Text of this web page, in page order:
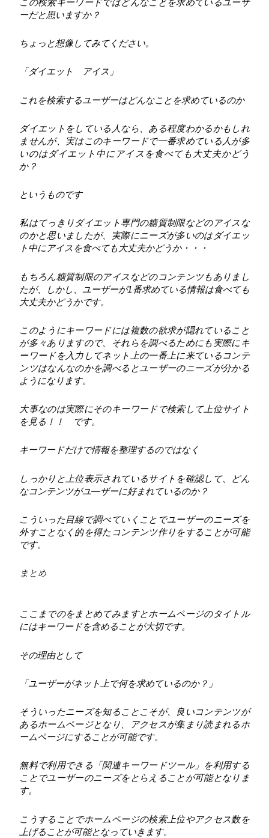
この検索キーワードではどんなことを求めているユーザ
ーだと思いますか？
ちょっと想像してみてください。
「ダイエット アイス」
これを検索するユーザーはどんなことを求めているのか
ダイエットをしている人なら、ある程度わかるかもしれ
ませんが、実はこのキーワードで一番求めている人が多
いのはダイエット中にアイスを食べても大丈夫かどう
か？
というものです
私はてっきりダイエット専門の糖質制限などのアイスな
のかと思いましたが、実際にニーズが多いのはダイエッ
ト中にアイスを食べても大丈夫かどうか・・・
もちろん糖質制限のアイスなどのコンテンツもありまし
たが、しかし、ユーザーが1番求めている情報は食べても
大丈夫かどうかです。
このようにキーワードには複数の欲求が隠れていること
が多々ありますので、それらを調べるためにも実際にキ
ーワードを入力してネット上の一番上に来ているコンテ
ンツはなんなのかを調べるとユーザーのニーズが分かる
ようになります。
大事なのは実際にそのキーワードで検索して上位サイト
を見る！！ です。
キーワードだけで情報を整理するのではなく
しっかりと上位表示されているサイトを確認して、どん
なコンテンツがユ―ザーに好まれているのか？
こういった目線で調べていくことでユーザーのニーズを
外すことなく的を得たコンテンツ作りをすることが可能
です。
まとめ
ここまでのをまとめてみますとホームページのタイトル
にはキーワードを含めることが大切です。
その理由として
「ユーザーがネット上で何を求めているのか？」
そういったニーズを知ることこそが、良いコンテンツが
あるホームページとなり、アクセスが集まり読まれるホ
ームページにすることが可能です。
無料で利用できる「関連キーワードツール」を利用する
ことでユーザーのニーズをとらえることが可能となりま
す。
こうすることでホームページの検索上位やアクセス数を
上げることが可能となっていきます。